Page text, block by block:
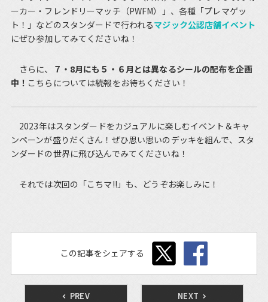
ーカー・フレンドリーマッチ（PWFM）」、各種「プレマゲッ
ト！」などのスタンダードで行われるマジック公認店舗イベント
にぜひ参加してみてくださいね！
さらに、
７・8月にも５・６月とは異なるシールの配布を企画
中！ こちらについては続報をお待ちください！
2023年はスタンダードをカジュアルに楽しむイベント＆キャ
ンペーンが盛りだくさん！ぜひ思い思いのデッキを組んで、スタ
ンダードの世界に飛び込んでみてくださいね！
それでは次回の「こちマ!!」も、どうぞお楽しみに！
この記事をシェアする
PREV NEXT